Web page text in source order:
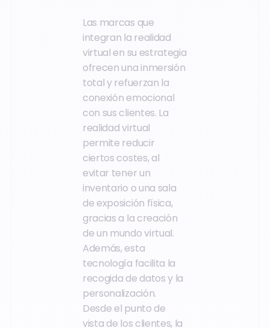
Las marcas que
integran la realidad
virtual en su estrategia
ofrecen una inmersión
total y refuerzan la
conexión emocional
con sus clientes. La
realidad virtual
permite reducir
ciertos costes, al
evitar tener un
inventario o una sala
de exposición física,
gracias a la creación
de un mundo virtual.
Además, esta
tecnología facilita la
recogida de datos y la
personalización.
Desde el punto de
vista de los clientes, la